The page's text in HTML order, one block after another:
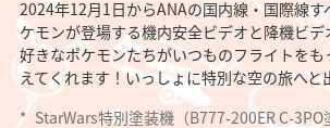
2024年12月1日からANAの国内線・国際線す
ケモンが登場する機内安全ビデオと降機ビ
好きなポケモンたちがいつものフライトを
えてくれます！いっしょに特別な空の旅へと
* StarWars特別塗装機（B777-200ER C-